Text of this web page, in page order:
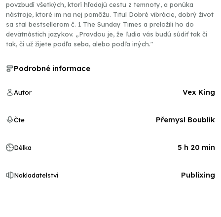
povzbudí všetkých, ktorí hľadajú cestu z temnoty, a ponúka
nástroje, ktoré im na nej pomôžu. Titul Dobré vibrácie, dobrý život
sa stal bestsellerom č. 1 The Sunday Times a preložili ho do
devätnástich jazykov. „Pravdou je, že ľudia vás budú súdiť tak či
tak, či už žijete podľa seba, alebo podľa iných."
Podrobné informace
Autor Vex King
Čte Přemysl Boublík
Délka 5 h 20 min
Nakladatelství Publixing